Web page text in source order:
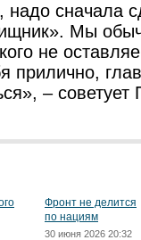
надо сначала
Мы
не
прилично,
– советует
Фронт не делится
по нациям
30 июня 2026 20:32